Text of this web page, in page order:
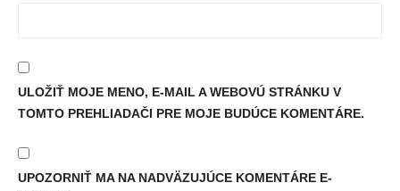
ULOŽIŤ MOJE MENO, E-MAIL A WEBOVÚ STRÁNKU V
TOMTO PREHLIADAČI PRE MOJE BUDÚCE KOMENTÁRE.
UPOZORNIŤ MA NA NADVÄZUJÚCE KOMENTÁRE E-